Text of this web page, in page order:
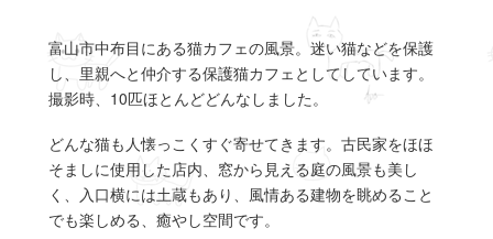
富山市中布目にある猫カフェの風景。迷い猫などを保護
し、里親へと仲介する保護猫カフェとしてしています。
撮影時、10匹ほとんどどんなしました。
どんな猫も人懐っこくすぐ寄せてきます。古民家をほほ
そましに使用した店内、窓から見える庭の風景も美し
く、入口横には土蔵もあり、風情ある建物を眺めること
でも楽しめる、癒やし空間です。